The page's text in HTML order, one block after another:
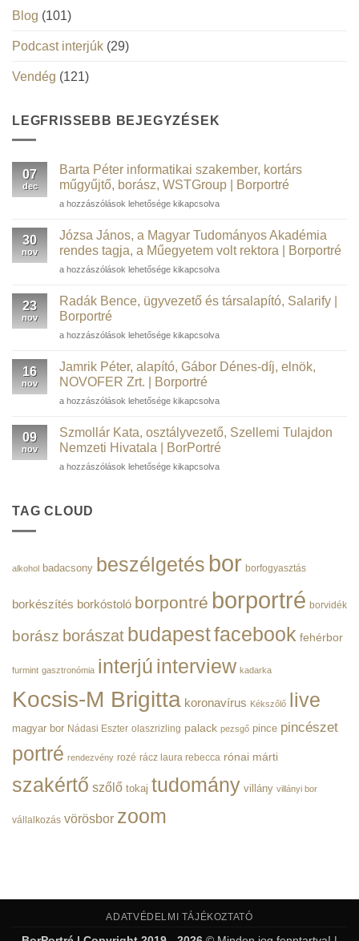
Blog (101)
Podcast interjúk (29)
Vendég (121)
LEGFRISSEBB BEJEGYZÉSEK
07
dec
Barta Péter informatikai szakember, kortárs
műgyűjtő, borász, WSTGroup | Borportré
Barta
informatikai
szakember,
műgyűjtő,
WSTGroup |
Borportré
a hozzászólások lehetősége kikapcsolva
30
nov
Józsa János, a Magyar Tudományos Akadémia
rendes tagja, a Műegyetem volt rektora | Borportré
Józsa
a
Magyar
Tudományos
Akadémia
tagja,
a
volt
|
Borportré
bejegyzéshez
a hozzászólások lehetősége kikapcsolva
23
nov
Radák Bence, ügyvezető és társalapító, Salarify |
Borportré
Radák
ügyvezető
és
Salarify
Borportré
bejegyzéshez
a hozzászólások lehetősége kikapcsolva
16
nov
Jamrik Péter, alapító, Gábor Dénes-díj, elnök,
NOVOFER Zrt. | Borportré
Jamrik
alapító,
Gábor
díj,
Zrt.
a hozzászólások lehetősége kikapcsolva
09
nov
Szmollár Kata, osztályvezető, Szellemi Tulajdon
Nemzeti Hivatala | BorPortré
Szmollár
Szellemi
BorPortré
a hozzászólások lehetősége kikapcsolva
TAG CLOUD
alkohol badacsony beszélgetés bor borfogyasztás
borkészítés borkóstoló borpontré borportré borvidék
borász borászat budapestfacebook fehérbor
furmint gasztronómia interjú interview kadarka
Kocsis-M Brigitta koronavírus Kékszőlő live
magyar bor Nádasi Eszter olaszrizling palack pezsgő pince pincészet
portré rendezvény rozé rácz laura rebecca rónai márti
szakértő szőlő tokaj tudomány villány villányi bor
vállalkozás vörösbor zoom
ADATVÉDELMI TÁJÉKOZTATÓ